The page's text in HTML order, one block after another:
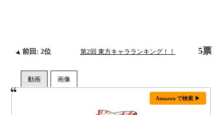
前回: 2位 第2回 東方キャラランキング！！ 5票
Amazon で検索 ▶